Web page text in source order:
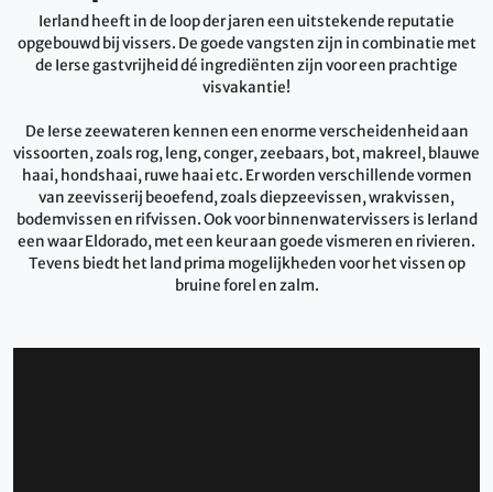
Ierland heeft in de loop der jaren een uitstekende reputatie
opgebouwd bij vissers. De goede vangsten zijn in combinatie met
de Ierse gastvrijheid dé ingrediënten zijn voor een prachtige
visvakantie!
De Ierse zeewateren kennen een enorme verscheidenheid aan
vissoorten, zoals rog, leng, conger, zeebaars, bot, makreel, blauwe
haai, hondshaai, ruwe haai etc. Er worden verschillende vormen
van zeevisserij beoefend, zoals diepzeevissen, wrakvissen,
bodemvissen en rifvissen. Ook voor binnenwatervissers is Ierland
een waar Eldorado, met een keur aan goede vismeren en rivieren.
Tevens biedt het land prima mogelijkheden voor het vissen op
bruine forel en zalm.